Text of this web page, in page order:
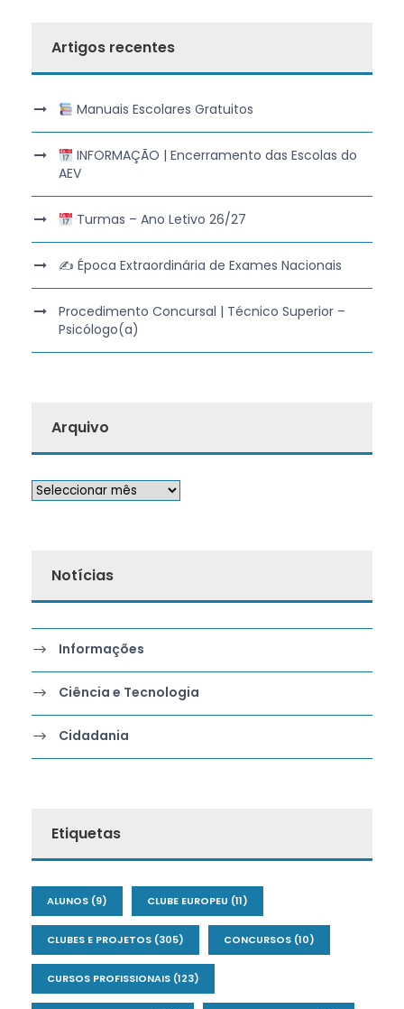
Artigos recentes
Manuais Escolares Gratuitos
INFORMAÇÃO | Encerramento das Escolas do
AEV
Turmas – Ano Letivo 26/27
✍️ Época Extraordinária de Exames Nacionais
Procedimento Concursal | Técnico Superior –
Psicólogo(a)
Arquivo
Notícias
Informações
Ciência e Tecnologia
Cidadania
Etiquetas
ALUNOS (9) CLUBE EUROPEU (11)
CLUBES E PROJETOS (305) CONCURSOS (10)
CURSOS PROFISSIONAIS (123)